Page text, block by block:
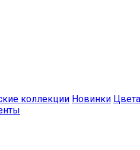
коллекции Новинки Цвета